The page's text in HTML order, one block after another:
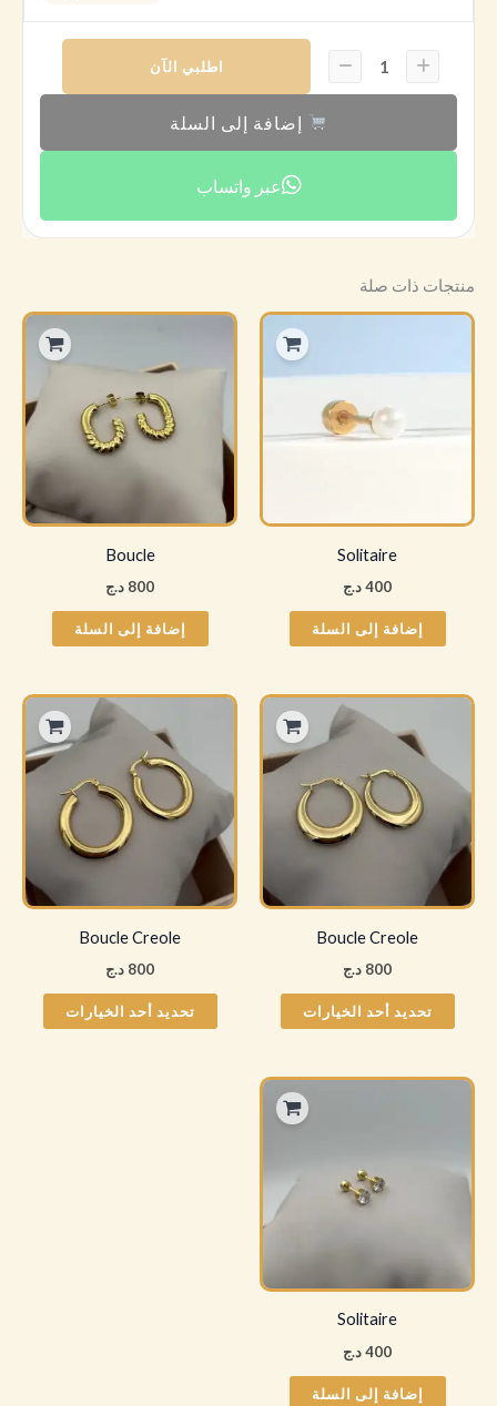
اطلبي الآن
إضافة إلى السلة
عبر واتساب
منتجات ذات صلة
Solitaire
400د.ج
إضافة إلى السلة
Boucle
800 د.ج
إضافة إلى السلة
Boucle Creole
800 د.ج
تحديد أحد الخيارات
هناك
العديد
من
الأشكال
المختلفة
المنتج.
Boucle Creole
800 د.ج
تحديد أحد الخيارات
هناك
العديد
من
Solitaire
400د.ج
إضافة إلى السلة